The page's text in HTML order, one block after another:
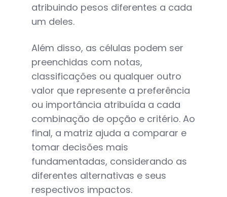
atribuindo pesos diferentes a cada
um deles.
Além disso, as células podem ser
preenchidas com notas,
classificações ou qualquer outro
valor que represente a preferência
ou importância atribuída a cada
combinação de opção e critério. Ao
final, a matriz ajuda a comparar e
tomar decisões mais
fundamentadas, considerando as
diferentes alternativas e seus
respectivos impactos.